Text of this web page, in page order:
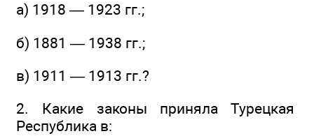
а) 1918 — 1923 гг.;
б) 1881 — 1938 гг.;
в) 1911 — 1913 гг.?
2. Какие законы приняла Турецкая
Республика в: